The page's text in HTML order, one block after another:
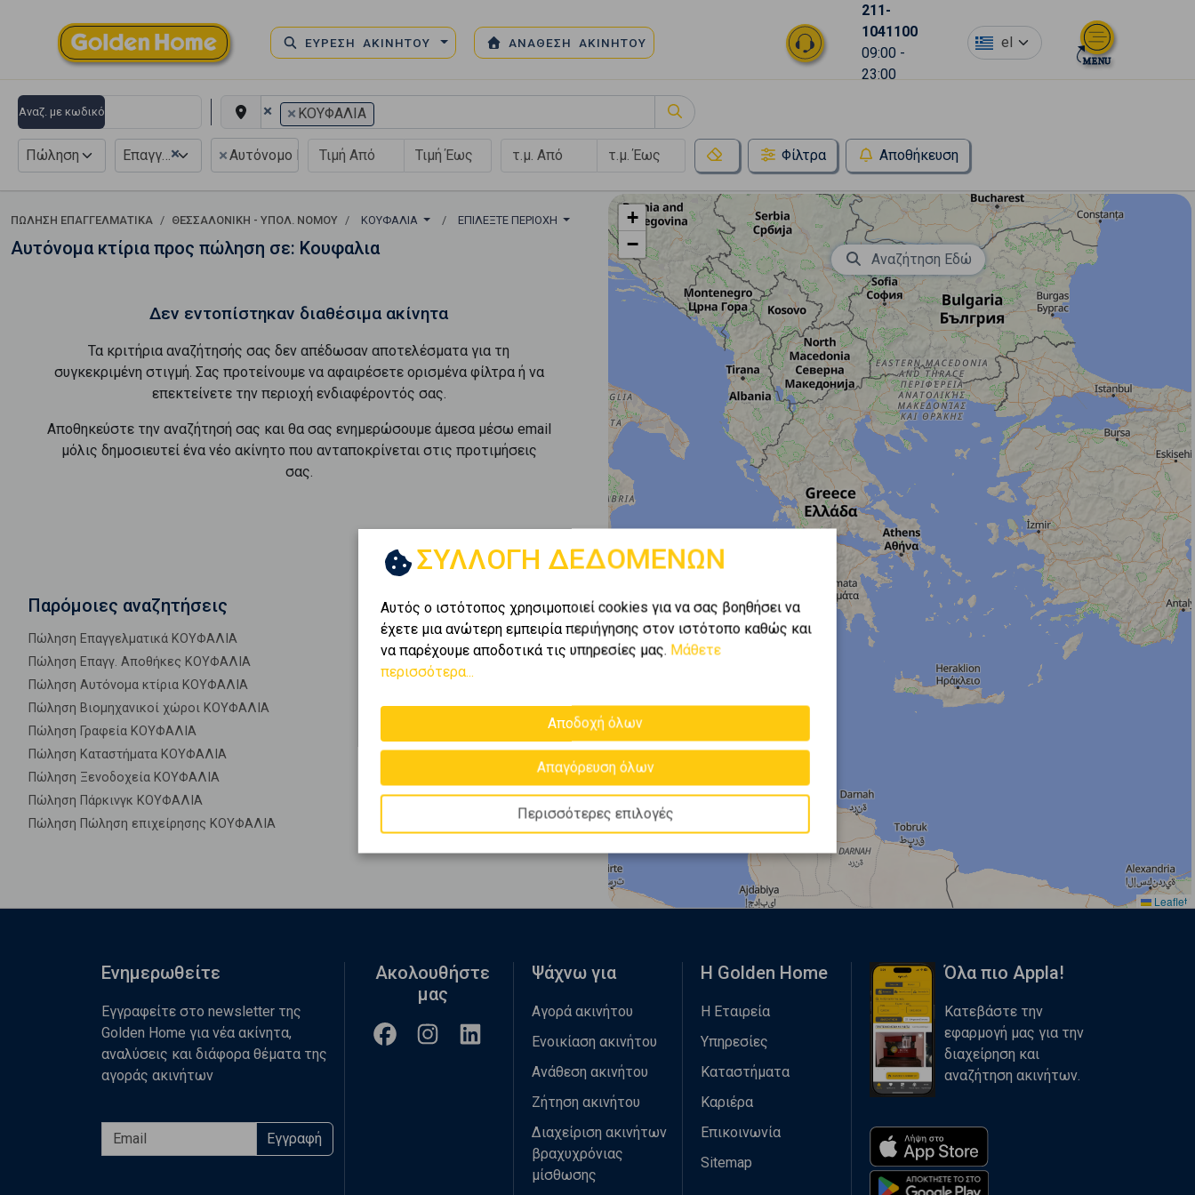
ΕΥΡΕΣΗ ΑΚΙΝΗΤΟΥ ΑΝΑΘΕΣΗ ΑΚΙΝΗΤΟΥ
211-
1041100
09:00 -
23:00
el
Αναζ. με κωδικό × × ΚΟΥΦΑΛΙΑ
Πώληση ×
Επαγγελματικό ×Αυτόνομο Κτίριο Φίλτρα Αποθήκευση
ΠΏΛΗΣΗ ΕΠΑΓΓΕΛΜΑΤΙΚΆ ΘΕΣΣΑΛΟΝΙΚΗ - ΥΠΟΛ. ΝΟΜΟΥ ΚΟΥΦΑΛΙΑ ΕΠΙΛΈΞΤΕ ΠΕΡΙΟΧΉ
Αυτόνομα κτίρια προς πώληση σε: Κουφαλια
Δεν εντοπίστηκαν διαθέσιμα ακίνητα
Τα κριτήρια αναζήτησής σας δεν απέδωσαν αποτελέσματα για τη
συγκεκριμένη στιγμή. Σας προτείνουμε να αφαιρέσετε ορισμένα φίλτρα ή να
επεκτείνετε την περιοχή ενδιαφέροντός σας.
Αποθηκεύστε την αναζήτησή σας και θα σας ενημερώσουμε άμεσα μέσω email
μόλις δημοσιευτεί ένα νέο ακίνητο που ανταποκρίνεται στις προτιμήσεις
σας.
Παρόμοιες αναζητήσεις
Πώληση Επαγγελματικά ΚΟΥΦΑΛΙΑ
Πώληση Επαγγ. Αποθήκες ΚΟΥΦΑΛΙΑ
Πώληση Αυτόνομα κτίρια ΚΟΥΦΑΛΙΑ
Πώληση Βιομηχανικοί χώροι ΚΟΥΦΑΛΙΑ
Πώληση Γραφεία ΚΟΥΦΑΛΙΑ
Πώληση Καταστήματα ΚΟΥΦΑΛΙΑ
Πώληση Ξενοδοχεία ΚΟΥΦΑΛΙΑ
Πώληση Πάρκινγκ ΚΟΥΦΑΛΙΑ
Πώληση Πώληση επιχείρησης ΚΟΥΦΑΛΙΑ
+
−
Leaflet
Αναζήτηση Εδώ
ΣΥΛΛΟΓΗ ΔΕΔΟΜΕΝΩΝ
Αυτός ο ιστότοπος χρησιμοποιεί cookies για να σας βοηθήσει να
έχετε μια ανώτερη εμπειρία περιήγησης στον ιστότοπο καθώς και
να παρέχουμε αποδοτικά τις υπηρεσίες μας. Μάθετε
περισσότερα...
Αποδοχή όλων
Απαγόρευση όλων
Περισσότερες επιλογές
Ενημερωθείτε
Εγγραφείτε στο newsletter της
Golden Home για νέα ακίνητα,
αναλύσεις και διάφορα θέματα της
αγοράς ακινήτων
Εγγραφή
Ακολουθήστε
μας
Ψάχνω για
Αγορά ακινήτου
Ενοικίαση ακινήτου
Ανάθεση ακινήτου
Ζήτηση ακινήτου
Διαχείριση ακινήτων
βραχυχρόνιας
μίσθωσης
Η Golden Home
Η Εταιρεία
Υπηρεσίες
Καταστήματα
Καριέρα
Επικοινωνία
Sitemap
Όλα πιο Appla!
Κατεβάστε την
εφαρμογή μας για την
διαχείρηση και
αναζήτηση ακινήτων.